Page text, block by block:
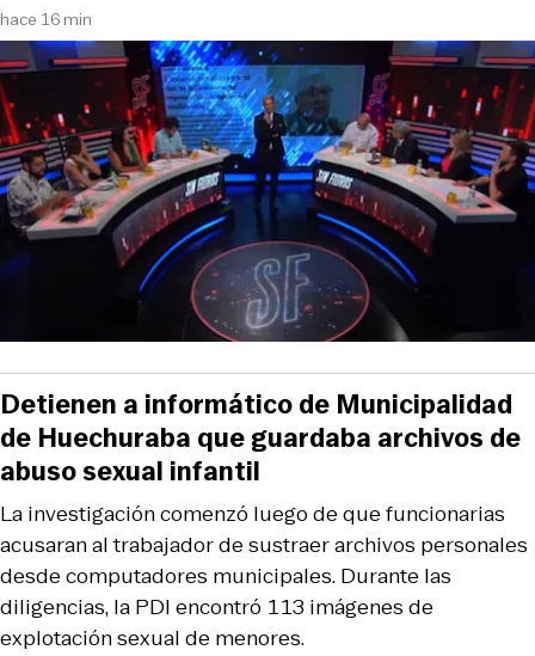
hace 16 min
La investigación comenzó luego de que funcionarias
acusaran al trabajador de sustraer archivos personales
desde computadores municipales. Durante las
diligencias, la PDI encontró 113 imágenes de
explotación sexual de menores.
Detienen a informático de Municipalidad
de Huechuraba que guardaba archivos de
abuso sexual infantil